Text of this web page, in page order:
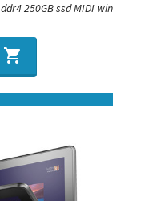
250GB ssd MIDI win
shopping_cart